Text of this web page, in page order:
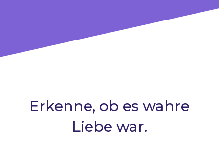
Erkenne, ob es wahre
Liebe war.